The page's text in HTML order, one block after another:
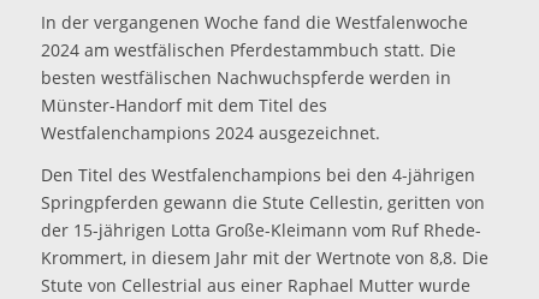
In der vergangenen Woche fand die Westfalenwoche
2024 am westfälischen Pferdestammbuch statt. Die
besten westfälischen Nachwuchspferde werden in
Münster-Handorf mit dem Titel des
Westfalenchampions 2024 ausgezeichnet.
Den Titel des Westfalenchampions bei den 4-jährigen
Springpferden gewann die Stute Cellestin, geritten von
der 15-jährigen Lotta Große-Kleimann vom Ruf Rhede-
Krommert, in diesem Jahr mit der Wertnote von 8,8. Die
Stute von Cellestrial aus einer Raphael Mutter wurde